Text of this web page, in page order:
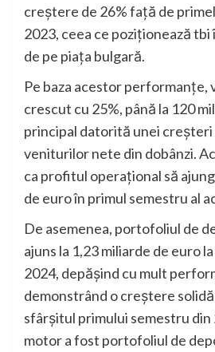
creștere de 26% față de
2023, ceea ce poziționează tbi
de pe piața bulgară.
Pe baza acestor performanțe,
crescut cu 25%, până la 120
principal datorită unei creșteri
veniturilor nete din dobânzi.
ca profitul operațional să
de euro în primul semestru al
De asemenea, portofoliul de
ajuns la 1,23 miliarde de euro
2024, depășind cu mult
demonstrând o creștere
sfârșitul primului semestru din
motor a fost portofoliul de